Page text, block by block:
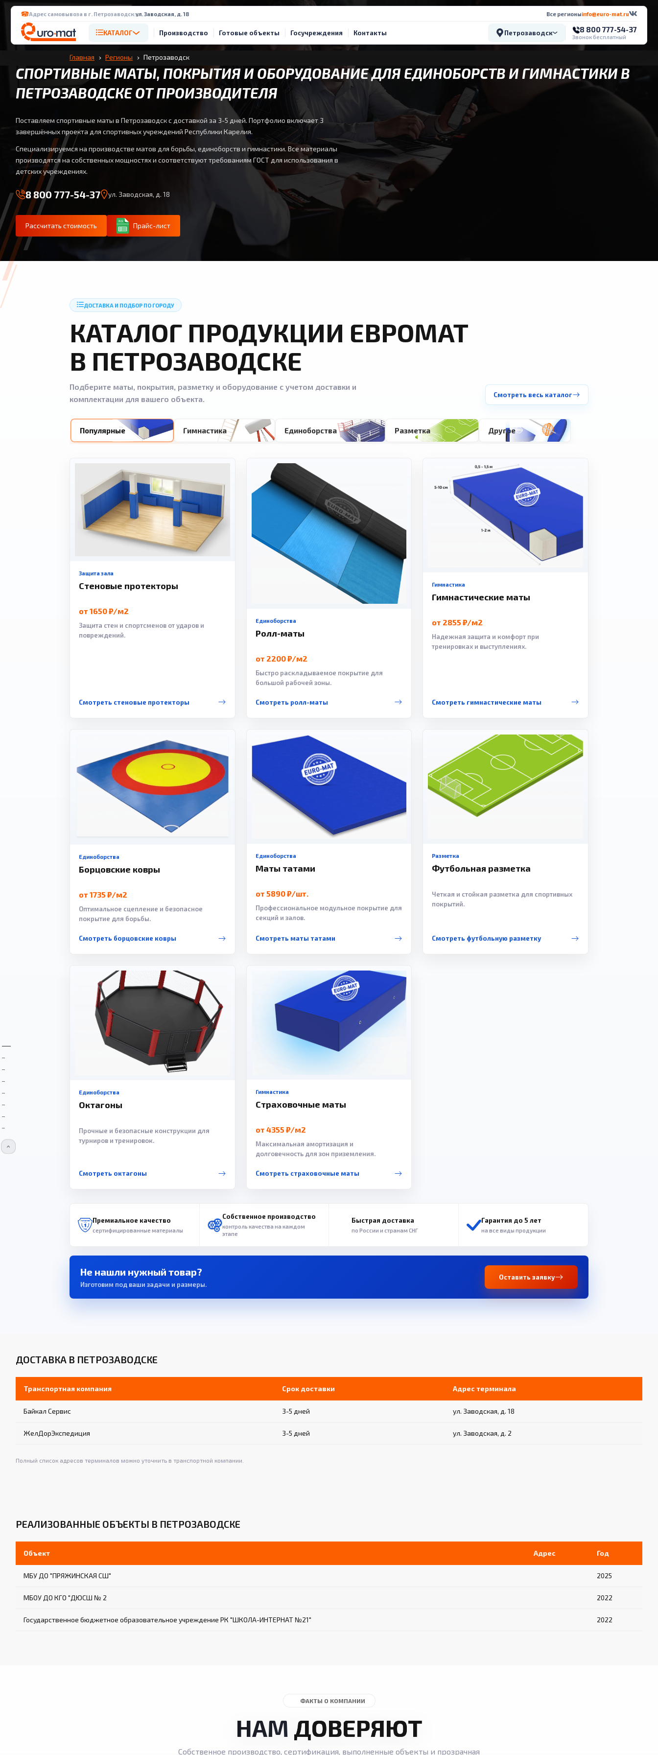
Адрес самовывоза в г. Петрозаводск:ул. Заводская, д. 18 Все регионыinfo@euro-mat.ru
КАТАЛОГ Производство Готовые объекты Госучреждения Контакты Петрозаводск 8 800 777-54-37
Звонок бесплатный
Главная Регионы Петрозаводск
СПОРТИВНЫЕ МАТЫ, ПОКРЫТИЯ И ОБОРУДОВАНИЕ ДЛЯ ЕДИНОБОРСТВ И ГИМНАСТИКИ В
ПЕТРОЗАВОДСКЕ ОТ ПРОИЗВОДИТЕЛЯ
Поставляем спортивные маты в Петрозаводск с доставкой за 3-5 дней. Портфолио включает 3
завершённых проекта для спортивных учреждений Республики Карелия.
Специализируемся на производстве матов для борьбы, единоборств и гимнастики. Все материалы
производятся на собственных мощностях и соответствуют требованиям ГОСТ для использования в
детских учреждениях.
8 800 777-54-37 ул. Заводская, д. 18
Рассчитать стоимость Прайс-лист
ДОСТАВКА И ПОДБОР ПО ГОРОДУ
КАТАЛОГ ПРОДУКЦИИ ЕВРОМАТ
В ПЕТРОЗАВОДСКЕ
Подберите маты, покрытия, разметку и оборудование с учетом доставки и
комплектации для вашего объекта.
Смотреть весь каталог
Популярные Гимнастика Единоборства Разметка Другое
Защита зала
Стеновые протекторы
от 1650 ₽/м2
Защита стен и спортсменов от ударов и
повреждений.
Смотреть стеновые протекторы
Единоборства
Ролл-маты
от 2200 ₽/м2
Быстро раскладываемое покрытие для
большой рабочей зоны.
Смотреть ролл-маты
Гимнастика
Гимнастические маты
от 2855 ₽/м2
Надежная защита и комфорт при
тренировках и выступлениях.
Смотреть гимнастические маты
Единоборства
Борцовские ковры
от 1735 ₽/м2
Оптимальное сцепление и безопасное
покрытие для борьбы.
Смотреть борцовские ковры
Единоборства
Маты татами
от 5890 ₽/шт.
Профессиональное модульное покрытие для
секций и залов.
Смотреть маты татами
Разметка
Футбольная разметка
Четкая и стойкая разметка для спортивных
покрытий.
Смотреть футбольную разметку
Единоборства
Октагоны
Прочные и безопасные конструкции для
турниров и тренировок.
Смотреть октагоны
Гимнастика
Страховочные маты
от 4355 ₽/м2
Максимальная амортизация и
долговечность для зон приземления.
Смотреть страховочные маты
Премиальное качество
сертифицированные материалы
Собственное производство
контроль качества на каждом
этапе
Быстрая доставка
по России и странам СНГ
Гарантия до 5 лет
на все виды продукции
Не нашли нужный товар?
Изготовим под ваши задачи и размеры.
Оставить заявку
ДОСТАВКА В ПЕТРОЗАВОДСКЕ
Транспортная компания Срок доставки Адрес терминала
Байкал Сервис 3-5 дней ул. Заводская, д. 18
ЖелДорЭкспедиция 3-5 дней ул. Заводская, д. 2
Полный список адресов терминалов можно уточнить в транспортной компании.
РЕАЛИЗОВАННЫЕ ОБЪЕКТЫ В ПЕТРОЗАВОДСКЕ
Объект Адрес Год
МБУ ДО "ПРЯЖИНСКАЯ СШ" 2025
МБОУ ДО КГО "ДЮСШ № 2 2022
Государственное бюджетное образовательное учреждение РК "ШКОЛА-ИНТЕРНАТ №21" 2022
ФАКТЫ О КОМПАНИИ
НАМ ДОВЕРЯЮТ
Собственное производство, сертификация, выполненные объекты и прозрачная